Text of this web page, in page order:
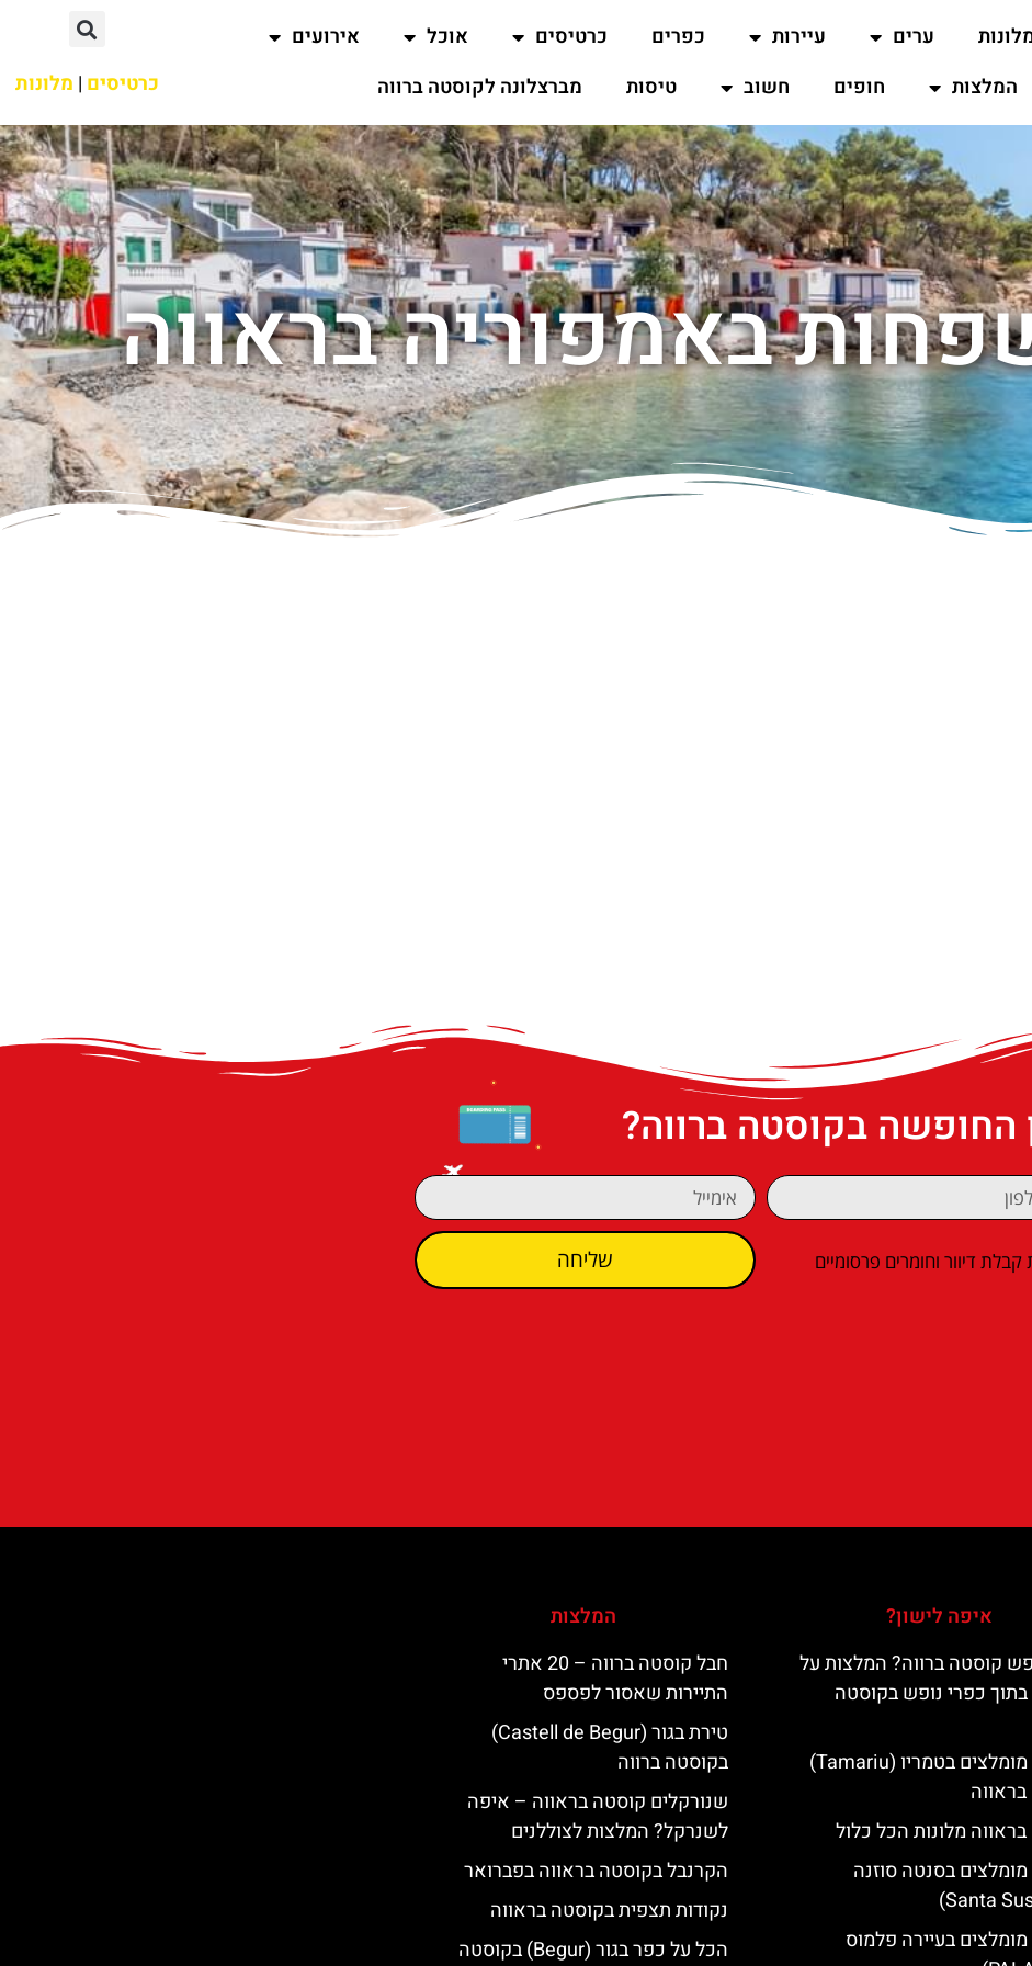
ערים עיירות כפרים כרטיסים אוכל
אירועים
המלצות
חופים חשוב טיסות מברצלונה לקוסטה ברווה כרטיסים | מלונות
באמפוריה בראווה
החופשה בקוסטה ברווה?
דיוור וחומרים פרסומיים שליחה
איפה לישון?
קוסטה ברווה? המלצות על
בתוך כפרי נופש בקוסטה
מלונות מומלצים בטמריו (Tamariu)
מלונות הכל כלול
מומלצים בסנטה סוזנה
מומלצים בעיירה פלמוס
המלצות
חבל קוסטה ברווה – 20 אתרי
התיירות שאסור לפספס
טירת בגור (Castell de Begur)
בקוסטה ברווה
שנורקלים קוסטה בראווה – איפה
לשנרקל? המלצות לצוללנים
הקרנבל בקוסטה בראווה בפברואר
נקודות תצפית בקוסטה בראווה
הכל על כפר בגור (Begur) בקוסטה